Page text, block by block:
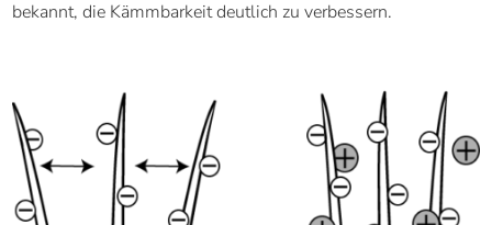
bekannt, die Kämmbarkeit deutlich zu verbessern.